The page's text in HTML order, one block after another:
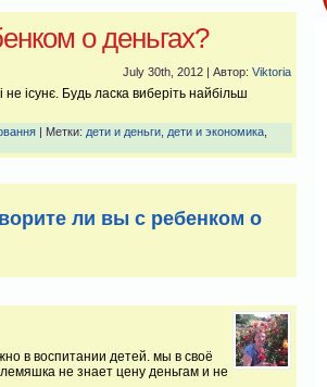
о деньгах?
July 30th, 2012 | Автор: Viktoria
ісунє. Будь ласка виберіть найбільш
| Метки: дети и деньги дети и экономика
ли вы с ребенком о
в воспитании детей. мы в своё
не знает цену деньгам и не